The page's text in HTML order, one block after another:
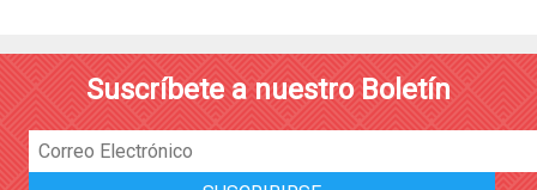
Suscríbete a nuestro Boletín